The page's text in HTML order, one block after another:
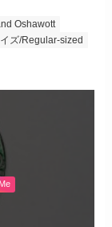
Oshawott
ズ/Regular-sized